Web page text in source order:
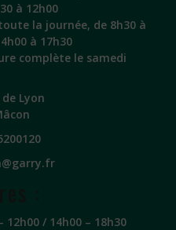
à 12h00
la journée, de 8h30 à
à 17h30
complète le samedi
Lyon
12h00 / 14h00 – 18h30